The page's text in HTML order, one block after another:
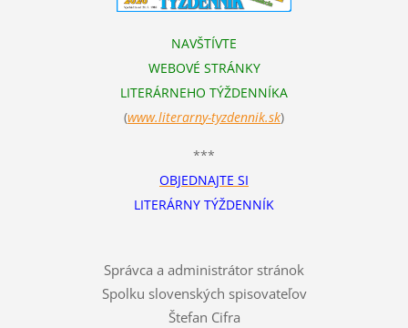
NAVŠTÍVTE
WEBOVÉ STRÁNKY
LITERÁRNEHO TÝŽDENNÍKA
(www.literarny-tyzdennik.sk)
***
OBJEDNAJTE SI
LITERÁRNY TÝŽDENNÍK
Správca a administrátor stránok
Spolku slovenských spisovateľov
Štefan Cifra